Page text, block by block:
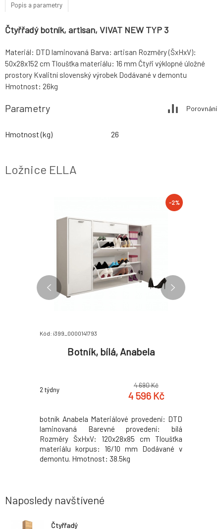
Popis a parametry
Čtyřřadý botník, artisan, VIVAT NEW TYP 3
Materiál: DTD laminovaná Barva: artisan Rozměry (ŠxHxV):
50x28x152 cm Tloušťka materiálu: 16 mm Čtyři výklopné úložné
prostory Kvalitní slovenský výrobek Dodávané v demontu
Hmotnost: 26kg
Parametry Porovnání
Hmotnost (kg) 26
Ložnice ELLA
-2%
Kód: i399_0000141793
Botník, bílá, Anabela
2 týdny
4 690 Kč
4 596 Kč
botník Anabela Materiálové provedení: DTD
laminovaná Barevné provedení: bílá
Rozměry ŠxHxV: 120x28x85 cm Tloušťka
materiálu korpus: 16/10 mm Dodávané v
demontu. Hmotnost: 38.5kg
Naposledy navštívené
Čtyřřadý